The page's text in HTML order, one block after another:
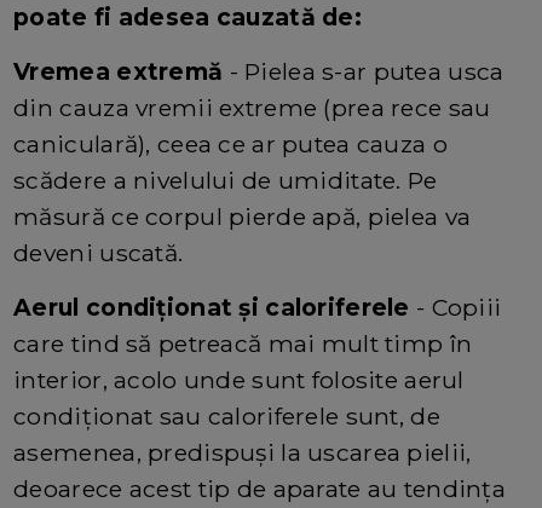
poate fi adesea cauzată de:
Vremea extremă - Pielea s-ar putea usca
din cauza vremii extreme (prea rece sau
caniculară), ceea ce ar putea cauza o
scădere a nivelului de umiditate. Pe
măsură ce corpul pierde apă, pielea va
deveni uscată.
Aerul condiționat și caloriferele - Copiii
care tind să petreacă mai mult timp în
interior, acolo unde sunt folosite aerul
condiționat sau caloriferele sunt, de
asemenea, predispuși la uscarea pielii,
deoarece acest tip de aparate au tendința